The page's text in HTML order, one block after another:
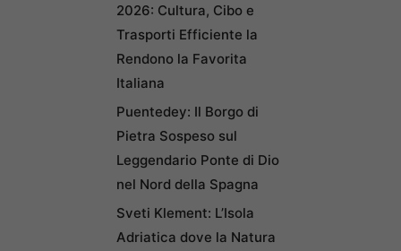
2026: Cultura, Cibo e
Trasporti Efficiente la
Rendono la Favorita
Italiana
Puentedey: Il Borgo di
Pietra Sospeso sul
Leggendario Ponte di Dio
nel Nord della Spagna
Sveti Klement: L’Isola
Adriatica dove la Natura